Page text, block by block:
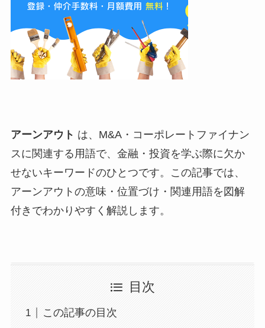
アーンアウト は、M&A・コーポレートファイナン
スに関連する用語で、金融・投資を学ぶ際に欠か
せないキーワードのひとつです。この記事では、
アーンアウトの意味・位置づけ・関連用語を図解
付きでわかりやすく解説します。
目次
この記事の目次